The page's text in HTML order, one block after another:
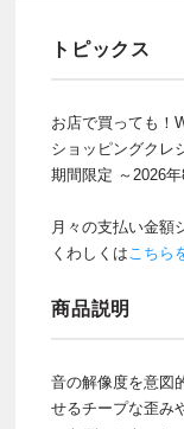
トピックス
お店で買っても！
ショッピングクレ
期間限定 ～2026
月々の支払い金額
くわしくはこちら
商品説明
音の解像度を意図
せるチープな歪み